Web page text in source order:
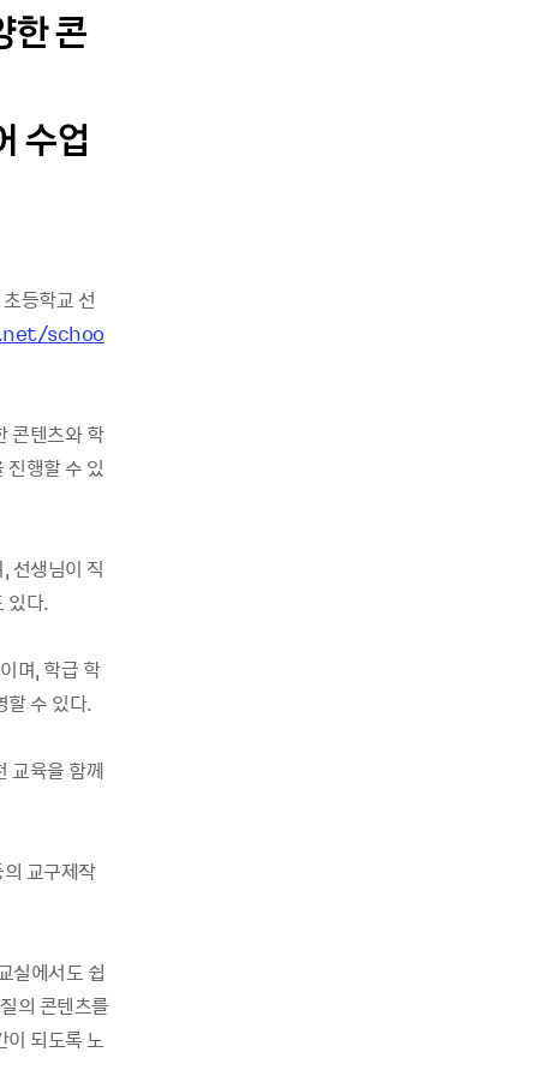
한 콘
수업
등학교 선
schoo
콘텐츠와 학
진행할 수 있
선생님이 직
있다.
며, 학급 학
할 수 있다.
교육을 함께
교구제작
실에서도 쉽
의 콘텐츠를
이 되도록 노